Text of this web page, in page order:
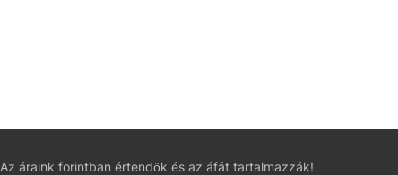
Az áraink forintban értendők és az áfát tartalmazzák!